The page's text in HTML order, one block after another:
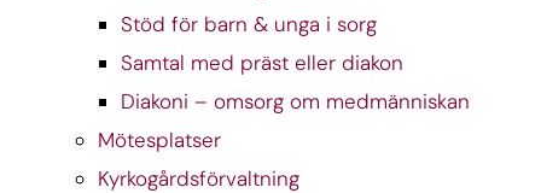
Stöd för barn & unga i sorg
Samtal med präst eller diakon
Diakoni – omsorg om medmänniskan
Mötesplatser
Kyrkogårdsförvaltning